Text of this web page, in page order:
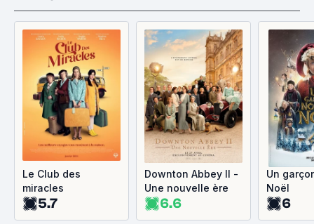
Le Club des
miracles
5.7
Downton Abbey II -
Une nouvelle ère
6.6
Un
Noël
6